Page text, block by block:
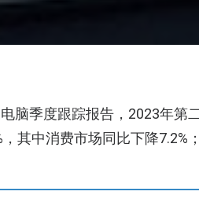
脑季度跟踪报告，2023年第
其中消费市场同比下降7.2%